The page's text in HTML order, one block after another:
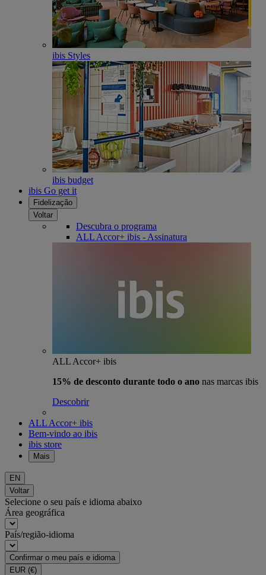
ibis Styles
ibis budget
ibis Go get it
Fidelização
Voltar
Descubra o programa
ALL Accor+ ibis - Assinatura
ALL Accor+ ibis
15% de desconto durante todo o ano nas marcas ibis
Descobrir
ALL Accor+ ibis
Bem-vindo ao ibis
ibis store
Mais
EN
Voltar
Selecione o seu país e idioma abaixo
Área geográfica
País/região-idioma
Confirmar o meu país e idioma
EUR (€)